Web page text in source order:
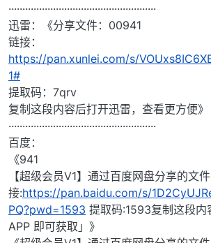
·····················································
迅雷：《分享文件：00941
链接：
https://pan.xunlei.com/s/
1#
提取码：7qrv
复制这段内容后打开迅雷，查看更方便》
·····················································
百度：
《941
【超级会员V1】通过百度网盘分享的文
接:https://pan.baidu.com/s/
PQ?pwd=1593 提取码:1593复制这段内
APP 即可获取」》